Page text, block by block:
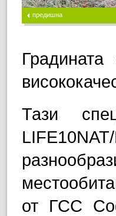
предишна
Тази
от ГСС